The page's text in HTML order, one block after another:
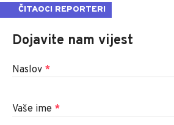
ČITAOCI REPORTERI
Dojavite nam vijest
Naslov *
Vaše ime *